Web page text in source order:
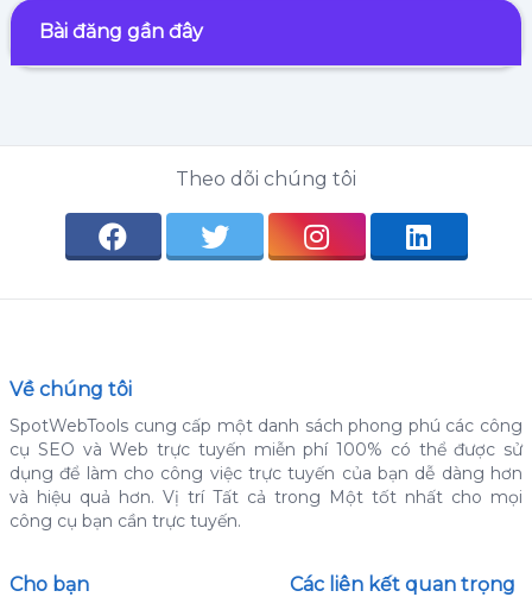
Bài đăng gần đây
Theo dõi chúng tôi
Về chúng tôi
SpotWebTools cung cấp một danh sách phong phú các công
cụ SEO và Web trực tuyến miễn phí 100% có thể được sử
dụng để làm cho công việc trực tuyến của bạn dễ dàng hơn
và hiệu quả hơn. Vị trí Tất cả trong Một tốt nhất cho mọi
công cụ bạn cần trực tuyến.
Cho bạn Các liên kết quan trọng